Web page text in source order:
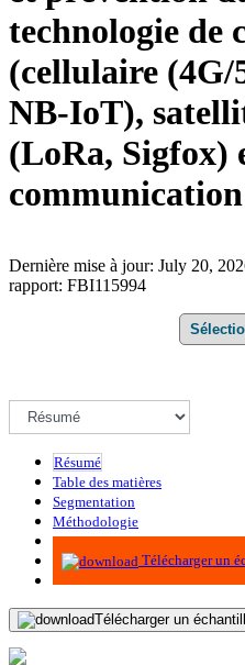
technologie de
(cellulaire
NB-IoT),
(LoRa, Sigfox)
Dernière mise à jour: July 20,
rapport: FBI115994
Résumé
Table des matières
Segmentation
Méthodologie
Infographie
Télécharger un
Télécharger un